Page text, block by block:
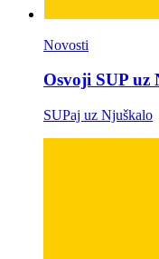
Novosti
Osvoji SUP uz
SUPaj uz Njuškalo